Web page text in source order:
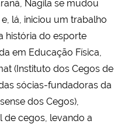
Nagila se mudou
lá, iniciou um trabalho
história do esporte
em Educação Física,
(Instituto dos Cegos de
sócias-fundadoras da
dos Cegos),
de cegos, levando a